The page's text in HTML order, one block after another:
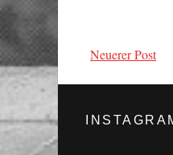
Neuerer Post